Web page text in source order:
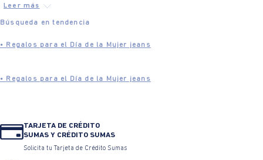
Búsqueda en tendencia
• Regalos para el Día de la Mujer jeans
• Regalos para el Día de la Mujer jeans
Jeans Mom para Mujer •Jeans boyfriend para Mujer
TARJETA DE CRÉDITO
SUMAS Y CRÉDITO SUMAS
Solicita tu Tarjeta de Crédito Sumas